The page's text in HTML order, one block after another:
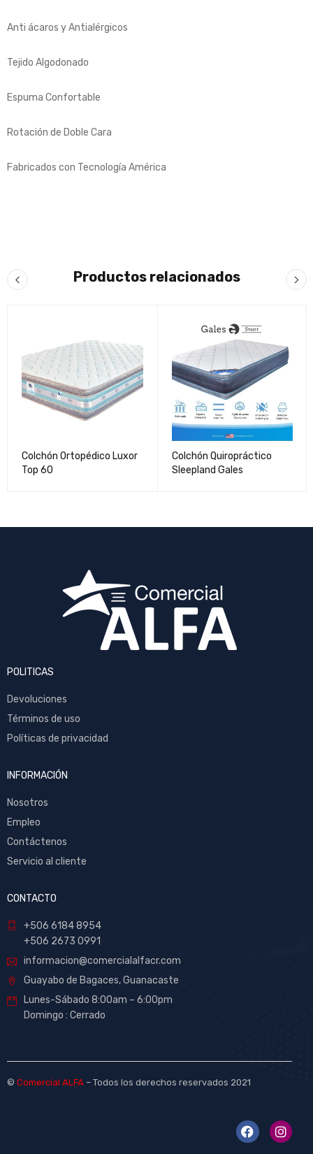
Anti ácaros y Antialérgicos
Tejido Algodonado
Espuma Confortable
Rotación de Doble Cara
Fabricados con Tecnología América
Productos relacionados
Colchón Ortopédico Luxor
Top 60
Colchón Quiropráctico
Sleepland Gales
POLITICAS
Devoluciones
Términos de uso
Políticas de privacidad
INFORMACIÓN
Nosotros
Empleo
Contáctenos
Servicio al cliente
CONTACTO
+506 6184 8954
+506 2673 0991
informacion@comercialalfacr.com
Guayabo de Bagaces, Guanacaste
Lunes-Sábado 8:00am – 6:00pm
Domingo : Cerrado
© Comercial ALFA – Todos los derechos reservados 2021